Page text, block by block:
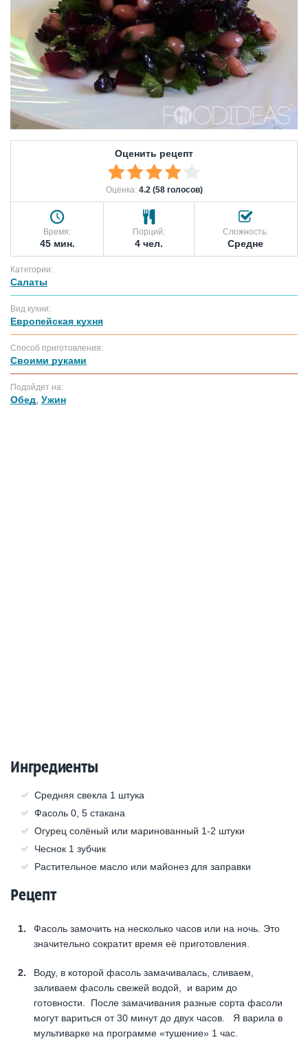
Оценить рецепт
Оценка: 4.2 (58 голосов)
Время:
45 мин.
Порций:
4 чел.
Сложность:
Средне
Категории:
Салаты
Вид кухни:
Европейская кухня
Способ приготовления:
Своими руками
Подойдет на:
Обед Ужин
Ингредиенты
Средняя свекла 1 штука
Фасоль 0, 5 стакана
Огурец солёный или маринованный 1-2 штуки
Чеснок 1 зубчик
Растительное масло или майонез для заправки
Рецепт
Фасоль замочить на несколько часов или на ночь. Это
значительно сократит время её приготовления.
Воду, в которой фасоль замачивалась, сливаем,
заливаем фасоль свежей водой, и варим до
готовности. После замачивания разные сорта фасоли
могут вариться от 30 минут до двух часов. Я варила в
мультиварке на программе «тушение» 1 час.